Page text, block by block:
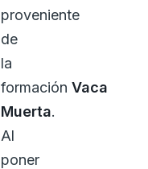
proveniente
de
la
formaciónVaca
Muerta.
Al
poner